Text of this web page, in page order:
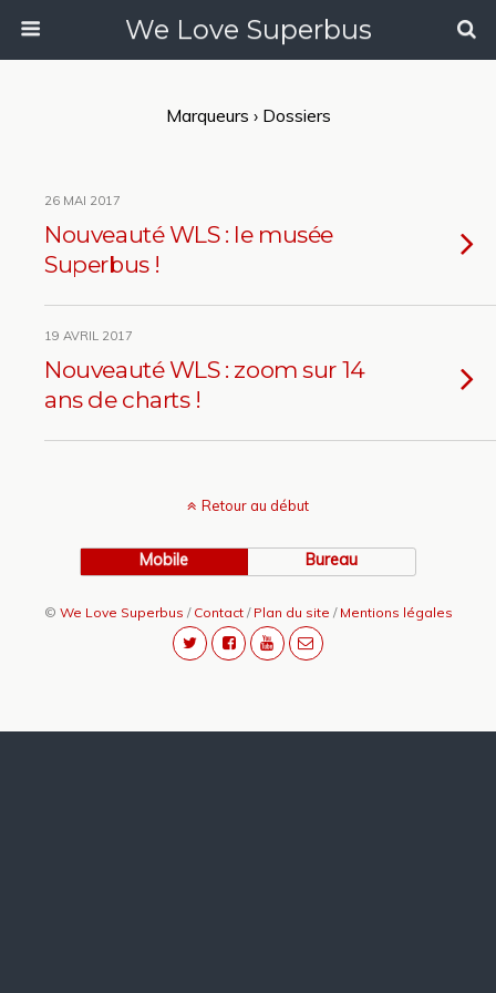
We Love Superbus
Marqueurs › Dossiers
26 MAI 2017
Nouveauté WLS : le musée
Superbus !
19 AVRIL 2017
Nouveauté WLS : zoom sur 14
ans de charts !
Retour au début
Mobile Bureau
© We Love Superbus / Contact/ Plan du site / Mentions légales